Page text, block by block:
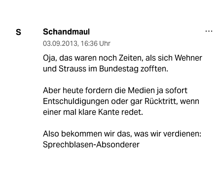
S Schandmaul
03.09.2013, 16:36 Uhr
Oja, das waren noch Zeiten, als sich Wehner
und Strauss im Bundestag zofften.
Aber heute fordern die Medien ja sofort
Entschuldigungen oder gar Rücktritt, wenn
einer mal klare Kante redet.
Also bekommen wir das, was wir verdienen:
Sprechblasen-Absonderer